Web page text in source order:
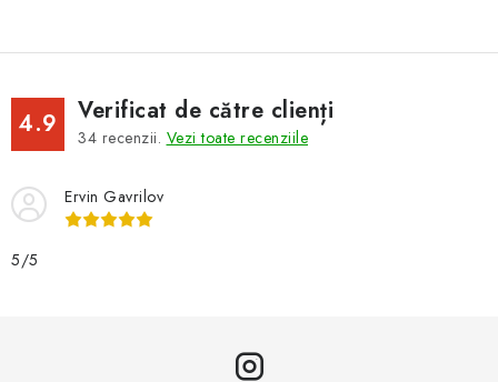
4.9 Verificat de către clienți
34 recenzii. Vezi toate recenziile
Ervin Gavrilov
5/5